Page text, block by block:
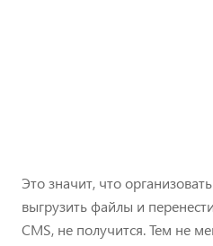
Это значит, что
выгрузить файлы и
CMS, не получится. Тем не